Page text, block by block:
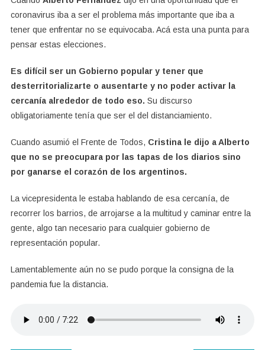
coronavirus iba a ser el problema más importante que iba a
tener que enfrentar no se equivocaba. Acá esta una punta para
pensar estas elecciones.
Es difícil ser un Gobierno popular y tener que
desterritorializarte o ausentarte y no poder activar la
cercanía alrededor de todo eso. Su discurso
obligatoriamente tenía que ser el del distanciamiento.
Cuando asumió el Frente de Todos, Cristina le dijo a Alberto
que no se preocupara por las tapas de los diarios sino
por ganarse el corazón de los argentinos.
La vicepresidenta le estaba hablando de esa cercanía, de
recorrer los barrios, de arrojarse a la multitud y caminar entre la
gente, algo tan necesario para cualquier gobierno de
representación popular.
Lamentablemente aún no se pudo porque la consigna de la
pandemia fue la distancia.